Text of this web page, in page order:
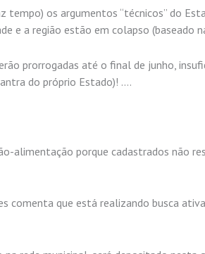
os argumentos “técnicos” do
e a região estão em colapso (baseado
prorrogadas até o final de junho,
do próprio Estado)! ….
alimentação porque cadastrados não
comenta que está realizando busca